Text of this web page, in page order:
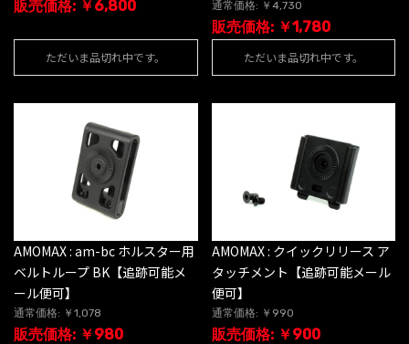
販売価格: ￥6,800
ただいま品切れ中です。
通常価格: ￥4,730
販売価格: ￥1,780
ただいま品切れ中です。
AMOMAX : am-bc ホルスター用
ベルトループ BK【追跡可能メ
ール便可】
通常価格: ￥1,078
販売価格: ￥980
AMOMAX : クイックリリース ア
タッチメント【追跡可能メール
便可】
通常価格: ￥990
販売価格: ￥900